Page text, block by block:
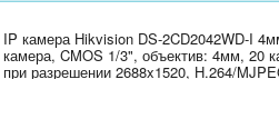
IP камера Hikvision DS-2CD2042WD-I
камера, CMOS 1/3", объектив: 4мм, 20
при разрешении 2688x1520, H.264/